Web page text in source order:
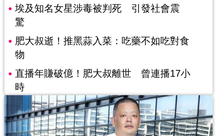
埃及知名女星涉毒被判死 引發社會震
驚
肥大叔逝！推黑蒜入菜：吃藥不如吃對食
物
直播年賺破億！肥大叔離世 曾連播17小
時